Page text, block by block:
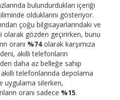
bulundurdukları içeriği
olduklarını gösteriyor.
çoğu bilgisayarlarındaki ve
olarak gözden geçirirken, bunu
oranı %74olarak karşımıza
akıllı telefonların
daha az belleğe sahip
telefonlarında depolama
uygulama silerken,
oranı sadece %15.